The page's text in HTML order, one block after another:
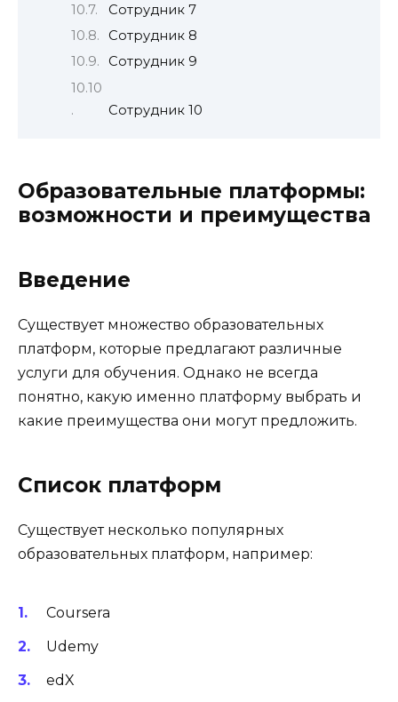
Сотрудник 7
Сотрудник 8
Сотрудник 9
Сотрудник 10
Образовательные платформы:
возможности и преимущества
Введение
Существует множество образовательных
платформ, которые предлагают различные
услуги для обучения. Однако не всегда
понятно, какую именно платформу выбрать и
какие преимущества они могут предложить.
Список платформ
Существует несколько популярных
образовательных платформ, например:
Coursera
Udemy
edX